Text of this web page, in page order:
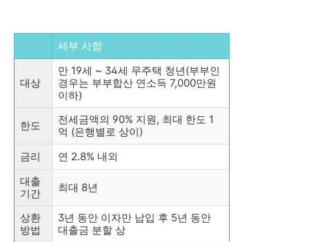
세부 사항
대상
만 19세 ~ 34세 무주택 청년(부부인
경우는 부부합산 연소득 7,000만원
이하)
한도
전세금액의 90% 지원, 최대 한도 1
억 (은행별로 상이)
금리
연 2.8% 내외
대출
기간
최대 8년
상환
방법
3년 동안 이자만 납입 후 5년 동안
대출금 분할 상